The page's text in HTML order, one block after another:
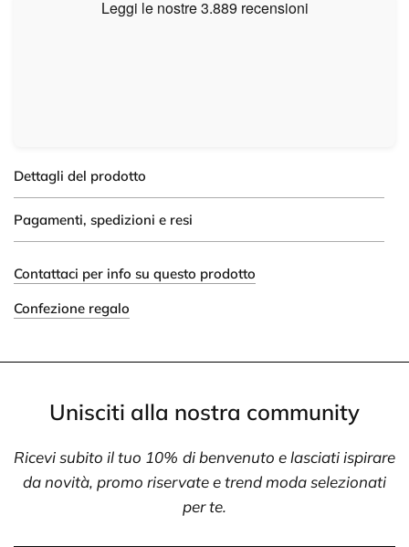
Dettagli del prodotto
Pagamenti, spedizioni e resi
Contattaci per info su questo prodotto
Confezione regalo
Unisciti alla nostra community
Ricevi subito il tuo 10% di benvenuto e lasciati ispirare
da novità, promo riservate e trend moda selezionati
per te.